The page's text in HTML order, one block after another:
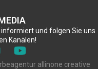
informiert und folgen Sie uns
Kanälen!
allinone creative